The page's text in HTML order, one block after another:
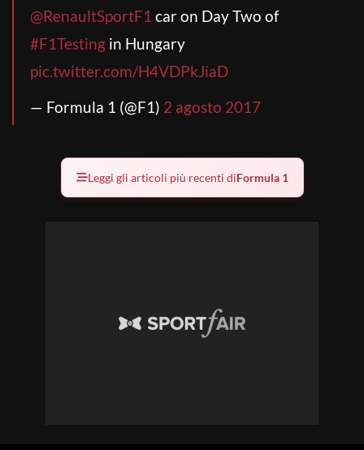
@RenaultSportF1 car on Day Two of
#F1Testing in Hungary
pic.twitter.com/H4VDPkJiaD
— Formula 1 (@F1) 2 agosto 2017
Leggi gli articoli più recenti diFormula 1